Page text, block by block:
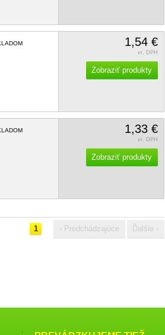
1,54 €
vr. DPH
Zobraziť produkty
1,33 €
vr. DPH
Zobraziť produkty
‹ Predchádzajúce Ďalšie ›
1